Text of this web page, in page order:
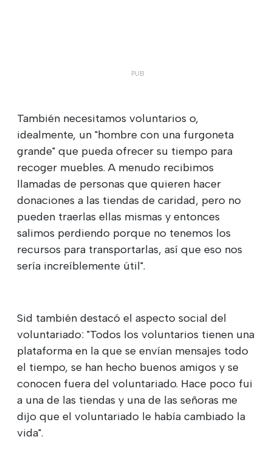
También necesitamos voluntarios o,
idealmente, un "hombre con una furgoneta
grande" que pueda ofrecer su tiempo para
recoger muebles. A menudo recibimos
llamadas de personas que quieren hacer
donaciones a las tiendas de caridad, pero no
pueden traerlas ellas mismas y entonces
salimos perdiendo porque no tenemos los
recursos para transportarlas, así que eso nos
sería increíblemente útil".
Sid también destacó el aspecto social del
voluntariado: "Todos los voluntarios tienen una
plataforma en la que se envían mensajes todo
el tiempo, se han hecho buenos amigos y se
conocen fuera del voluntariado. Hace poco fui
a una de las tiendas y una de las señoras me
dijo que el voluntariado le había cambiado la
vida".